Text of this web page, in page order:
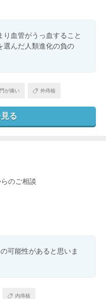
血管がうっ血すること
選んだ人類進化の負の
が痛い 外痔核
る
のご相談
可能性があると思いま
内痔核